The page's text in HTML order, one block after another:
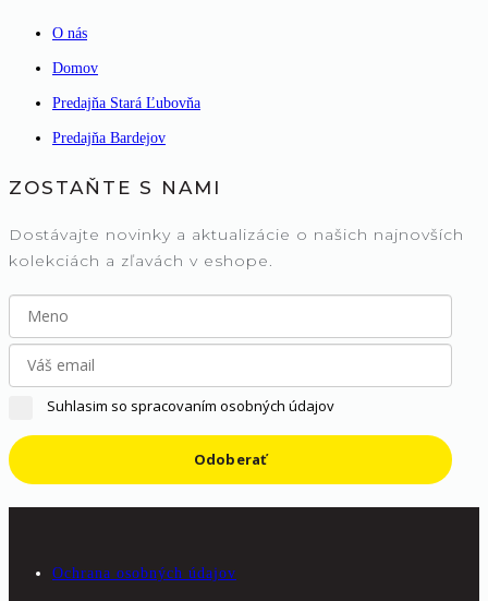
O nás
Domov
Predajňa Stará Ľubovňa
Predajňa Bardejov
ZOSTAŇTE S NAMI
Dostávajte novinky a aktualizácie o našich najnovších
kolekciách a zľavách v eshope.
Suhlasim so spracovaním osobných údajov
Odoberať
Ochrana osobných údajov